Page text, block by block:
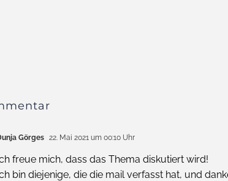
Görges 22. Mai 2021 um 00:10 Uhr
freue mich, dass das Thema diskutiert wird!
bin diejenige, die die mail verfasst hat, und